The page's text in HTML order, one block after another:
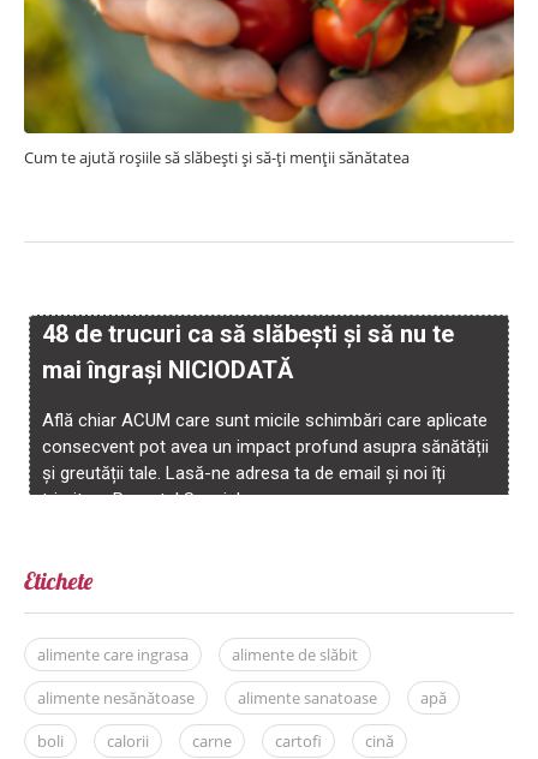
Cum te ajută roșiile să slăbești și să-ți menții sănătatea
Etichete
alimente care ingrasa
alimente de slăbit
alimente nesănătoase
alimente sanatoase
apă
boli
calorii carne cartofi
cină